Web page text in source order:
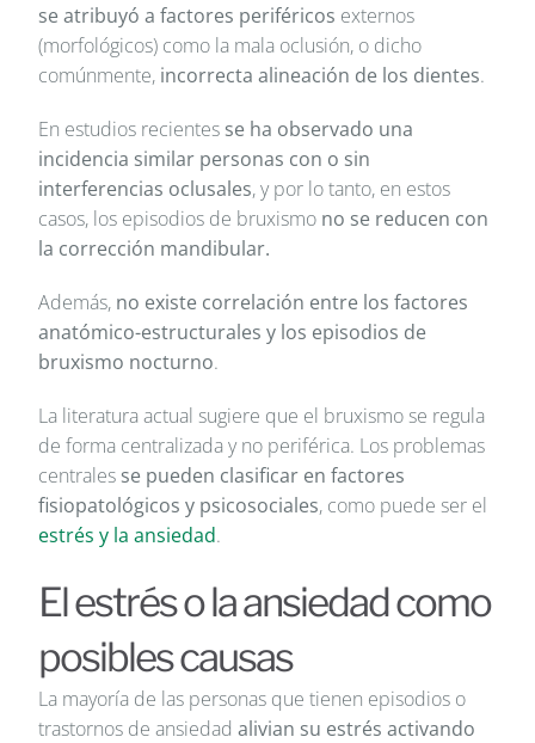
se atribuyó a factores periféricos externos
(morfológicos) como la mala oclusión, o dicho
comúnmente, incorrecta alineación de los dientes.
En estudios recientes se ha observado una
incidencia similar personas con o sin
interferencias oclusales, y por lo tanto, en estos
casos, los episodios de bruxismo no se reducen con
la corrección mandibular.
Además, no existe correlación entre los factores
anatómico-estructurales y los episodios de
bruxismo nocturno.
La literatura actual sugiere que el bruxismo se regula
de forma centralizada y no periférica. Los problemas
centrales se pueden clasificar en factores
fisiopatológicos y psicosociales, como puede ser el
estrés y la ansiedad.
El estrés o la ansiedad como
posibles causas
La mayoría de las personas que tienen episodios o
trastornos de ansiedad alivian su estrés activando